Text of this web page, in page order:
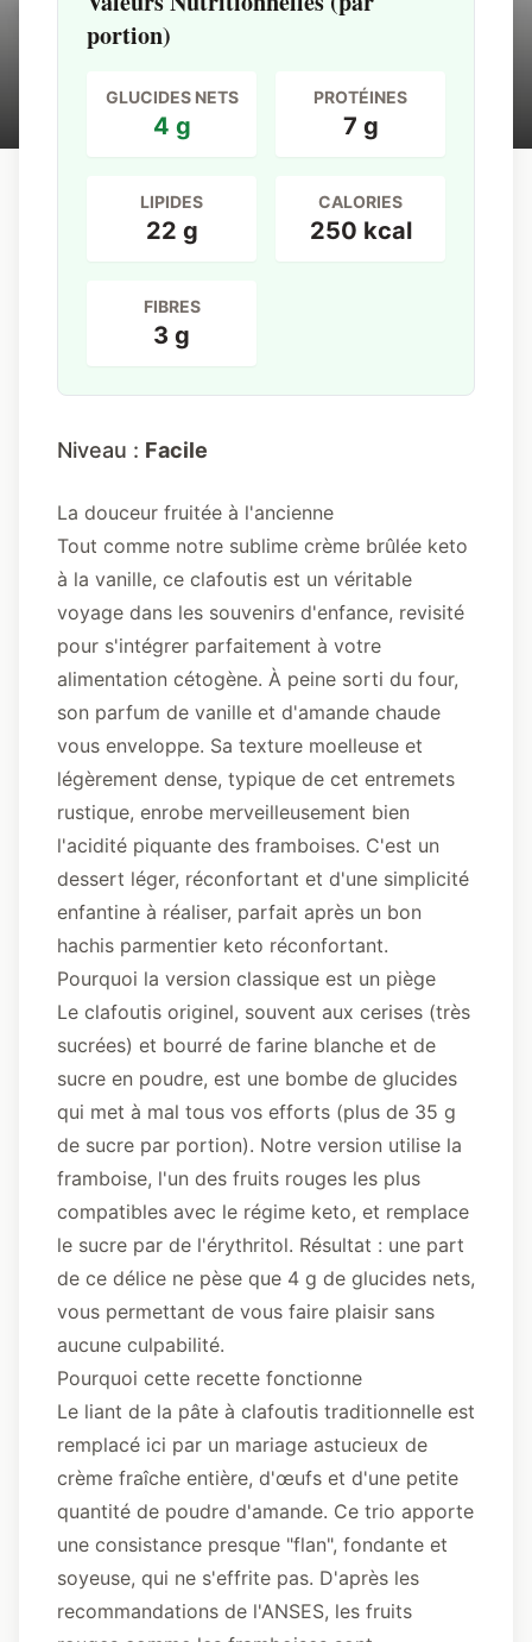
portion)
GLUCIDES NETS
4 g
PROTÉINES
7 g
LIPIDES
22 g
CALORIES
250 kcal
FIBRES
3 g
Niveau : Facile
La douceur fruitée à l'ancienne
Tout comme notre sublime crème brûlée keto
à la vanille, ce clafoutis est un véritable
voyage dans les souvenirs d'enfance, revisité
pour s'intégrer parfaitement à votre
alimentation cétogène. À peine sorti du four,
son parfum de vanille et d'amande chaude
vous enveloppe. Sa texture moelleuse et
légèrement dense, typique de cet entremets
rustique, enrobe merveilleusement bien
l'acidité piquante des framboises. C'est un
dessert léger, réconfortant et d'une simplicité
enfantine à réaliser, parfait après un bon
hachis parmentier keto réconfortant.
Pourquoi la version classique est un piège
Le clafoutis originel, souvent aux cerises (très
sucrées) et bourré de farine blanche et de
sucre en poudre, est une bombe de glucides
qui met à mal tous vos efforts (plus de 35 g
de sucre par portion). Notre version utilise la
framboise, l'un des fruits rouges les plus
compatibles avec le régime keto, et remplace
le sucre par de l'érythritol. Résultat : une part
de ce délice ne pèse que 4 g de glucides nets,
vous permettant de vous faire plaisir sans
aucune culpabilité.
Pourquoi cette recette fonctionne
Le liant de la pâte à clafoutis traditionnelle est
remplacé ici par un mariage astucieux de
crème fraîche entière, d'œufs et d'une petite
quantité de poudre d'amande. Ce trio apporte
une consistance presque "flan", fondante et
soyeuse, qui ne s'effrite pas. D'après les
recommandations de l'ANSES, les fruits